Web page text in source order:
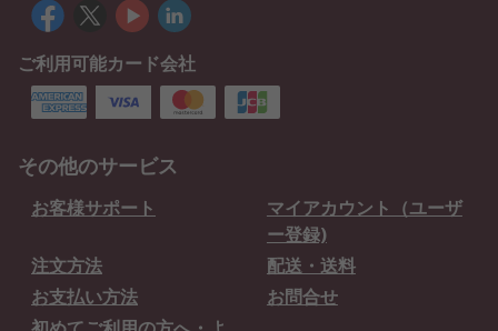
ご利用可能カード会社
その他のサービス
お客様サポート
マイアカウント（ユーザ
ー登録)
注文方法
配送・送料
お支払い方法
お問合せ